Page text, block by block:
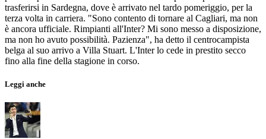
trasferirsi in Sardegna, dove è arrivato nel tardo pomeriggio, per la
terza volta in carriera. "Sono contento di tornare al Cagliari, ma non
è ancora ufficiale. Rimpianti all'Inter? Mi sono messo a disposizione,
ma non ho avuto possibilità. Pazienza", ha detto il centrocampista
belga al suo arrivo a Villa Stuart. L'Inter lo cede in prestito secco
fino alla fine della stagione in corso.
Leggi anche